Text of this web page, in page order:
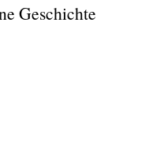
Geschichte